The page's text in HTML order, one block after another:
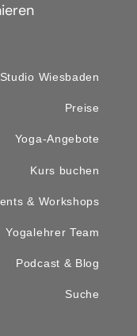
Wiesbaden
Preise
Yoga-Angebote
Kurs buchen
& Workshops
Yogalehrer Team
Podcast & Blog
Suche